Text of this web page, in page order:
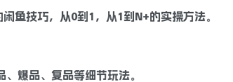
鱼技巧，从0到1，从1到N+的实操方法。
爆品、复品等细节玩法。